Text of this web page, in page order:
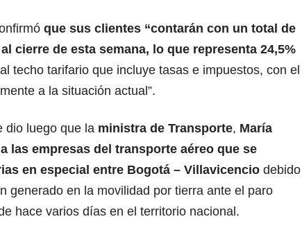
que sus clientes “contarán con un total de
cierre de esta semana, lo que representa 24,5%
techo tarifario que incluye tasas e impuestos, con el
a la situación actual”.
dio luego que la ministra de Transporte, María
las empresas del transporte aéreo que se
en especial entre Bogotá – Villavicencio debido
generado en la movilidad por tierra ante el paro
hace varios días en el territorio nacional.